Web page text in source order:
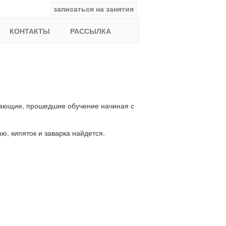
записаться на занятия
КОНТАКТЫ РАССЫЛКА
прошедшие обучение начиная с
кипяток и заварка найдется.